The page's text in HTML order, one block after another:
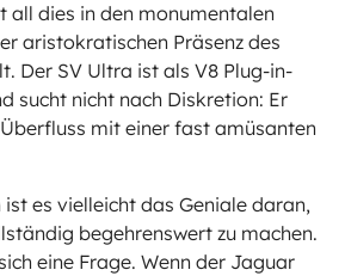
all dies in den monumentalen
aristokratischen Präsenz des
Der SV Ultra ist als V8 Plug-in-
sucht nicht nach Diskretion: Er
mit einer fast amüsanten
es vielleicht das Geniale daran,
begehrenswert zu machen.
eine Frage. Wenn der Jaguar